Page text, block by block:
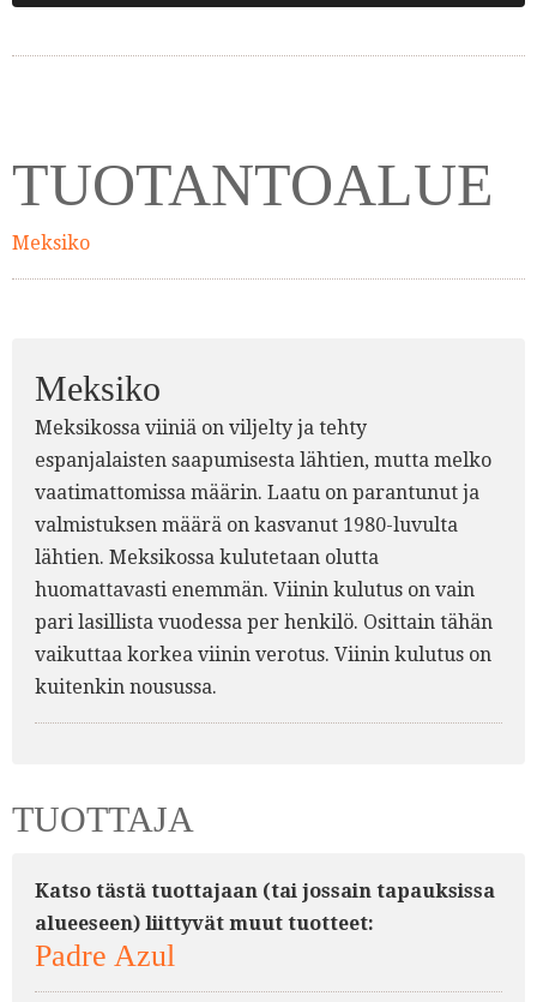
TUOTANTOALUE
Meksiko
Meksiko
Meksikossa viiniä on viljelty ja tehty
espanjalaisten saapumisesta lähtien, mutta melko
vaatimattomissa määrin. Laatu on parantunut ja
valmistuksen määrä on kasvanut 1980-luvulta
lähtien. Meksikossa kulutetaan olutta
huomattavasti enemmän. Viinin kulutus on vain
pari lasillista vuodessa per henkilö. Osittain tähän
vaikuttaa korkea viinin verotus. Viinin kulutus on
kuitenkin nousussa.
TUOTTAJA
Katso tästä tuottajaan (tai jossain tapauksissa
alueeseen) liittyvät muut tuotteet:
Padre Azul